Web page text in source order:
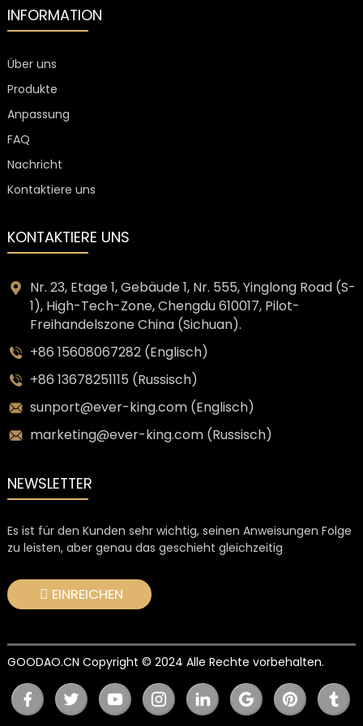
INFORMATION
Über uns
Produkte
Anpassung
FAQ
Nachricht
Kontaktiere uns
KONTAKTIERE UNS
Nr. 23, Etage 1, Gebäude 1, Nr. 555, Yinglong Road (S-
1), High-Tech-Zone, Chengdu 610017, Pilot-
Freihandelszone China (Sichuan).
+86 15608067282 (Englisch)
+86 13678251115 (Russisch)
sunport@ever-king.com (Englisch)
marketing@ever-king.com (Russisch)
NEWSLETTER
Es ist für den Kunden sehr wichtig, seinen Anweisungen Folge
zu leisten, aber genau das geschieht gleichzeitig
EINREICHEN
GOODAO.CN Copyright © 2024 Alle Rechte vorbehalten.